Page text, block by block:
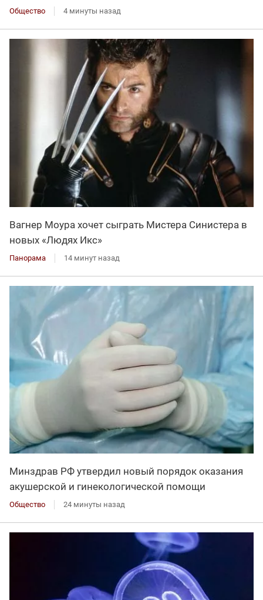
Общество 4 минуты назад
Вагнер Моура хочет сыграть Мистера Синистера в
новых «Людях Икс»
Панорама 14 минут назад
Минздрав РФ утвердил новый порядок оказания
акушерской и гинекологической помощи
Общество 24 минуты назад